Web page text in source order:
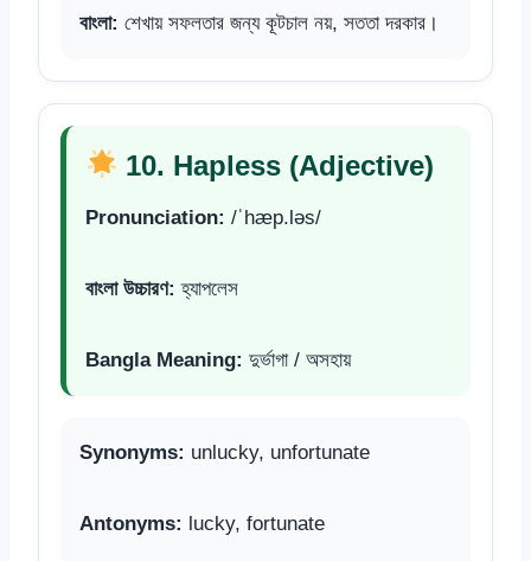
বাংলা: শেখায় সফলতার জন্য কূটচাল নয়, সততা দরকার।
10. Hapless (Adjective)
Pronunciation: /ˈhæp.ləs/
বাংলা উচ্চারণ: হ্যাপলেস
Bangla Meaning: দুর্ভাগা / অসহায়
Synonyms: unlucky, unfortunate
Antonyms: lucky, fortunate